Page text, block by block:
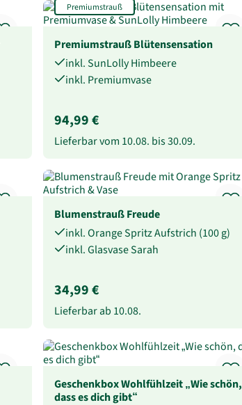
Premiumstrauß
Premiumstrauß Blütensensation
inkl. SunLolly Himbeere
inkl. Premiumvase
94,99 €
Lieferbar vom 10.08. bis30.09.
Blumenstrauß Freude
inkl. Orange Spritz Aufstrich (100 g)
inkl. Glasvase Sarah
34,99 €
Lieferbar ab 10.08.
Geschenkbox Wohlfühlzeit „Wie schön,
dass es dich gibt“